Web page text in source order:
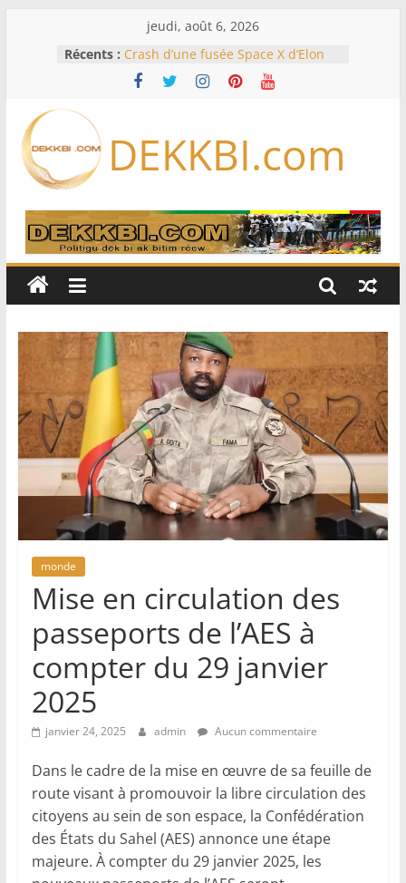
jeudi, août 6, 2026
Récents : Crash d’une fusée Space X d’Elon
Musk sur la Lune: entre pollution
spatiale et ouverture sur la
Diallo devrait assurer l’intérim des
Lions en septembre
sélectionneurs sur 10 déjà partis
Sécheresse: Faut-il stocker l’eau?
À Ceuta, le bilan des morts monte à
75 côté espagnol, 11 côté marocain
DEKKBI.com
monde
Mise en circulation des
passeports de l’AES à
compter du 29 janvier
2025
janvier 24, 2025 admin Aucun commentaire
Dans le cadre de la mise en œuvre de sa feuille de
route visant à promouvoir la libre circulation des
citoyens au sein de son espace, la Confédération
des États du Sahel (AES) annonce une étape
majeure. À compter du 29 janvier 2025, les